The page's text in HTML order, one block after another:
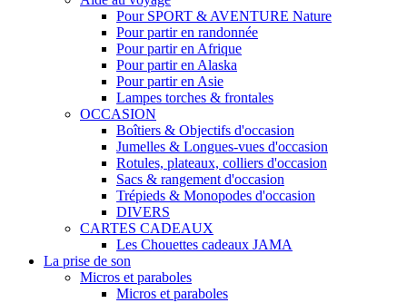
Pour SPORT & AVENTURE Nature
Pour partir en randonnée
Pour partir en Afrique
Pour partir en Alaska
Pour partir en Asie
Lampes torches & frontales
OCCASION
Boîtiers & Objectifs d'occasion
Jumelles & Longues-vues d'occasion
Rotules, plateaux, colliers d'occasion
Sacs & rangement d'occasion
Trépieds & Monopodes d'occasion
DIVERS
CARTES CADEAUX
Les Chouettes cadeaux JAMA
La prise de son
Micros et paraboles
Micros et paraboles